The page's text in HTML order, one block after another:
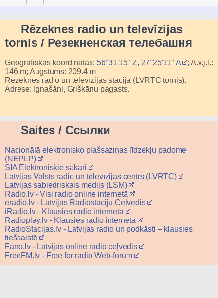
Rēzeknes radio un televīzijas
tornis / Резекненская телебашня
Ģeogrāfiskās koordinātas: 56°31'15" Z, 27°25'11" A
; A.v.j.l.:
146 m; Augstums: 209.4 m
Rēzeknes radio un televīzijas stacija (LVRTC tornis).
Adrese: Ignašāni, Griškānu pagasts.
Saites / Ссылки
Nacionālā elektronisko plašsaziņas līdzekļu padome
(NEPLP)
SIA Elektroniskie sakari
Latvijas Valsts radio un televīzijas centrs (LVRTC)
Latvijas sabiedriskais medijs (LSM)
Radio.lv - Visi radio online internetā
eradio.lv - Latvijas Radiostaciju Ceļvedis
iRadio.lv - Klausies radio internetā
Radioplay.lv - Klausies radio internetā
RadioStacijas.lv - Latvijas radio un podkāsti – klausies
tiešsaistē
Fano.lv - Latvijas online radio ceļvedis
FreeFM.lv - Free for radio Web-forum